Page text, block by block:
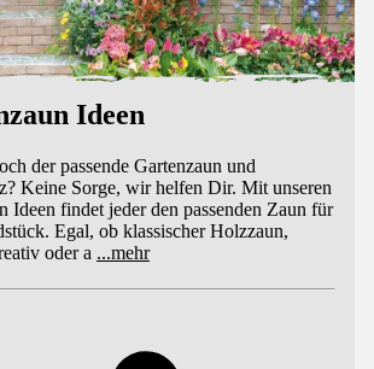
Ideen
der passende Gartenzaun und
Keine Sorge, wir helfen Dir. Mit unseren
Ideen findet jeder den passenden Zaun für
Egal, ob klassischer Holzzaun,
oder a ...mehr